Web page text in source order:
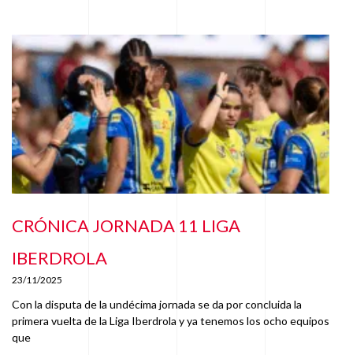
CRÓNICA JORNADA 11 LIGA
IBERDROLA
23/11/2025
Con la disputa de la undécima jornada se da por concluida la
primera vuelta de la Liga Iberdrola y ya tenemos los ocho equipos
que